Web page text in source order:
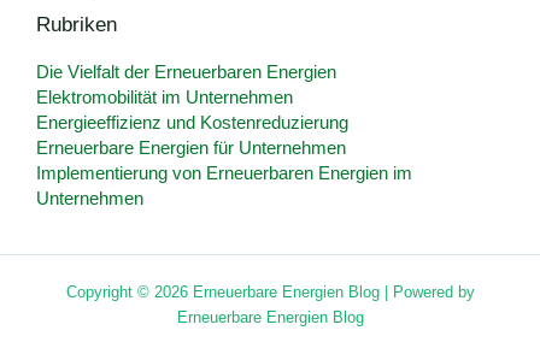
Rubriken
Die Vielfalt der Erneuerbaren Energien
Elektromobilität im Unternehmen
Energieeffizienz und Kostenreduzierung
Erneuerbare Energien für Unternehmen
Implementierung von Erneuerbaren Energien im
Unternehmen
Copyright © 2026 Erneuerbare Energien Blog | Powered by
Erneuerbare Energien Blog